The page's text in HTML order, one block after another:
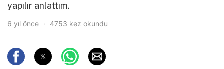
yapılır anlattım.
6 yıl önce 4753 kez okundu